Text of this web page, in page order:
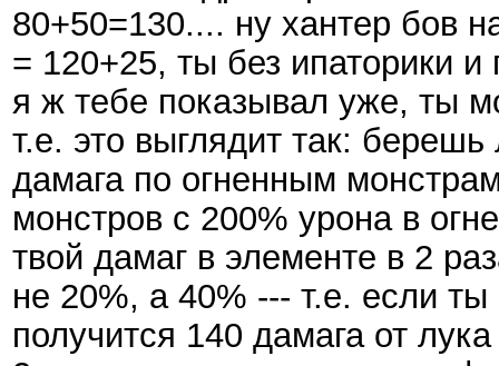
80+50=130.... ну хантер бов
= 120+25, ты без ипаторики
я ж тебе показывал уже, ты
т.е. это выглядит так:
дамага по огненным
монстров с 200% урона в
твой дамаг в элементе в 2
не 20%, а 40% --- т.е. если
получится 140 дамага от